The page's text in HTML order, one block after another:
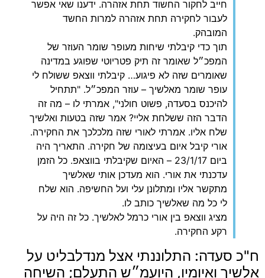
חייב לחקור החשוד תחת אזהרה. ידענו שאי אפשר
לעבור לחקירה תחת אזהרה למרות החשד
המובהק.
תוך כדי קיבלתי שיחות מעופר שומר העוזר של
המפכ״ל שאומר זה תיק פטריוטי שפוגע במדינה
שאומרים שזה לא פיגוע… קיבלתי ווצאפ ששולח לי
עופר שומר מאלשיך – עוזר המפכ״ל. "תתחיל
להיכנס בסעדה, פשוט חולני", אמרתי לו – מה זה
הדבר הזה ששלחת אליי? אמר שזה בטעות ואלשיך
שלח אליו. אמרתי לאורי שזה מלכלכך את החקירה.
אורי קיבל איום בעיצומה של חקירה. התאריך היה
ביום 23/1/17 – האיום שקיבלתי בווצאפ. כל הזמן
עדכנתי את אורי. הוא מעדכן אותי שאלשיך
מתקשר אליו ומתלונן עלי ועל החשיפה. הוא שלח
לי כל מה שאלשיך כותב לו.
מציג ווצאפ בין אורי כרמל לאלשיך. כל זה היה על
רקע החקירה.
‏ח"כ סעדה: התלוננתי אצל מנדלבליט על
אלשיך ואיומיו, היועמ״ש התעלם; השיחה